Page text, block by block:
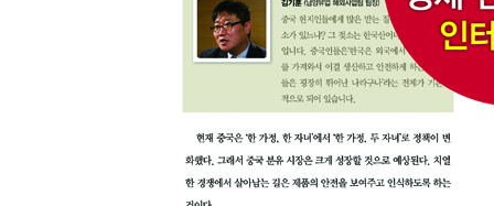
-중국의 또 다른 고민, 스모그
K-비지니스로 공략하라
-중국 여성들에게 사랑받는 한국 화장품
-중소기업, 한류를 이용하다